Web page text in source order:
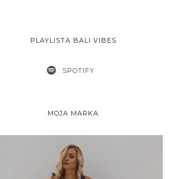
PLAYLISTA BALI VIBES
SPOTIFY
MOJA MARKA